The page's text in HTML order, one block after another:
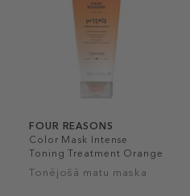
FOUR REASONS
Color Mask Intense
Toning Treatment Orange
Tonējošā matu maska